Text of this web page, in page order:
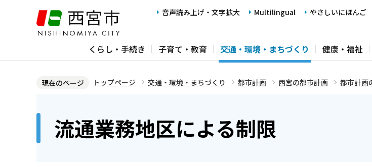
ジ
音声読み上げ・文字拡大 Multilingual やさしいにほんご
くらし・手続き 子育て・教育 交通・環境・まちづくり 健康・福祉
現在のページ トップページ 交通・環境・まちづくり 都市計画 西宮の都市計画 都市計画
流通業務地区による制限